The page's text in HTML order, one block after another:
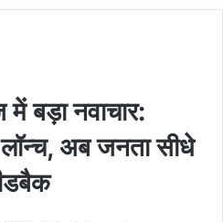
बड़ा नवाचार:
अब जनता सीधे